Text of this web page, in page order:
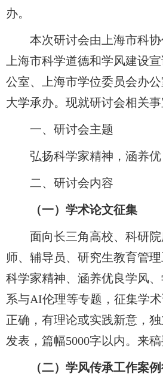
办。
本次研讨会由上海市科
上海市科学道德和学风建设
公室、上海市学位委员会办
大学承办。现就研讨会相关事
一、 研讨会主题
弘扬科学家精神，涵养
二、 研讨会内容
（一）学术论文征集
面向长三角高校、科研
师、辅导员、研究生教育管
科学家精神、涵养优良学风
系与AI伦理等专题，征集学
正确，有理论或实践新意，
发表，篇幅5000字以内。来
（二）学风传承工作案